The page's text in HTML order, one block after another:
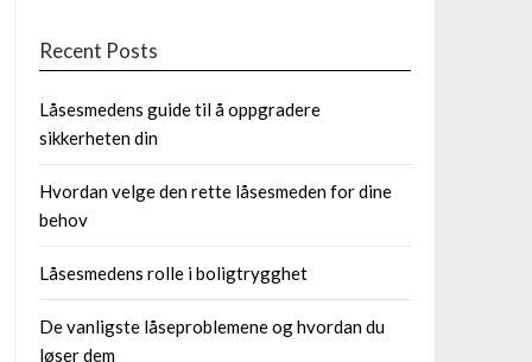
Recent Posts
Låsesmedens guide til å oppgradere
sikkerheten din
Hvordan velge den rette låsesmeden for dine
behov
Låsesmedens rolle i boligtrygghet
De vanligste låseproblemene og hvordan du
løser dem